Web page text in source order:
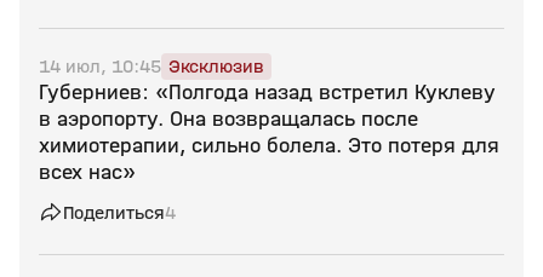
14 июл, 10:45 Эксклюзив
Губерниев: «Полгода назад встретил Куклеву
в аэропорту. Она возвращалась после
химиотерапии, сильно болела. Это потеря для
всех нас»
Поделиться4